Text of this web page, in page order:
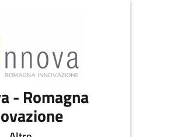
- Romagna